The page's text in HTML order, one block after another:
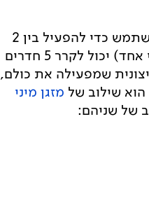
הוא מזגן בעל יחידה חיצונית אחת - המדחס, שבה ניתן להשתמש כדי להפעיל בין 2
ל- 5 יחידות פנימיות - כלומר, מזגן מולטי אחד (כמו גם מזגן מיני מרכזי אחד) יכול לקרר 5 חדרים
שמפעילה את כולם,
שילוב של מזגן מיני
של שניהם: